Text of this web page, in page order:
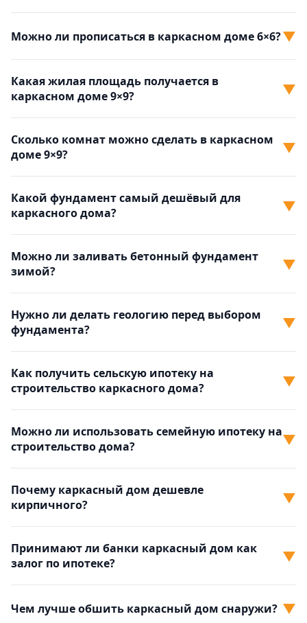
Можно ли прописаться в каркасном доме 6×6?▼
Какая жилая площадь получается в
каркасном доме 9×9?
▼
Сколько комнат можно сделать в каркасном
доме 9×9?
▼
Какой фундамент самый дешёвый для
каркасного дома?
▼
Можно ли заливать бетонный фундамент
зимой?
▼
Нужно ли делать геологию перед выбором
фундамента?
▼
Как получить сельскую ипотеку на
строительство каркасного дома?
▼
Можно ли использовать семейную ипотеку на
строительство дома?
▼
Почему каркасный дом дешевле
кирпичного?
▼
Принимают ли банки каркасный дом как
залог по ипотеке?
▼
Чем лучше обшить каркасный дом снаружи? ▼